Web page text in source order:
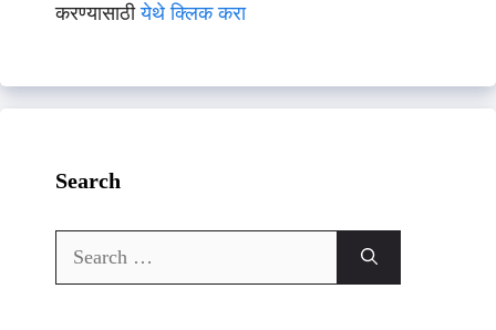
करण्यासाठीयेथे क्लिक करा
Search
Search
for: